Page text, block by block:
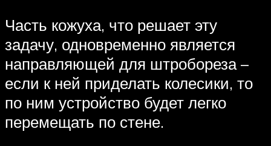
Часть кожуха, что решает эту
задачу, одновременно является
направляющей для штробореза –
если к ней приделать колесики, то
по ним устройство будет легко
перемещать по стене.